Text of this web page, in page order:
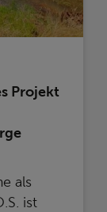
Projekt
als
ist